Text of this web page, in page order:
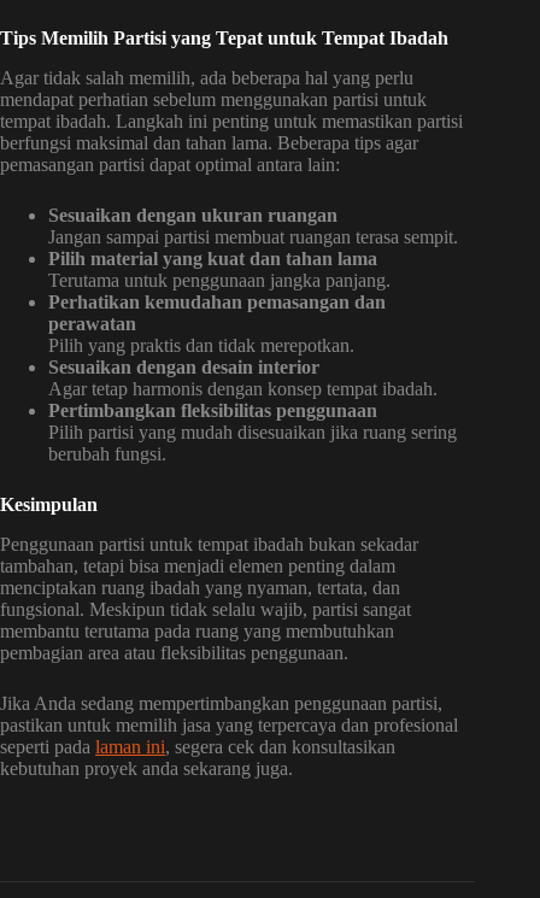
Tips Memilih Partisi yang Tepat untuk Tempat Ibadah
Agar tidak salah memilih, ada beberapa hal yang perlu
mendapat perhatian sebelum menggunakan partisi untuk
tempat ibadah. Langkah ini penting untuk memastikan partisi
berfungsi maksimal dan tahan lama. Beberapa tips agar
pemasangan partisi dapat optimal antara lain:
Sesuaikan dengan ukuran ruangan
Jangan sampai partisi membuat ruangan terasa sempit.
Pilih material yang kuat dan tahan lama
Terutama untuk penggunaan jangka panjang.
Perhatikan kemudahan pemasangan dan
perawatan
Pilih yang praktis dan tidak merepotkan.
Sesuaikan dengan desain interior
Agar tetap harmonis dengan konsep tempat ibadah.
Pertimbangkan fleksibilitas penggunaan
Pilih partisi yang mudah disesuaikan jika ruang sering
berubah fungsi.
Kesimpulan
Penggunaan partisi untuk tempat ibadah bukan sekadar
tambahan, tetapi bisa menjadi elemen penting dalam
menciptakan ruang ibadah yang nyaman, tertata, dan
fungsional. Meskipun tidak selalu wajib, partisi sangat
membantu terutama pada ruang yang membutuhkan
pembagian area atau fleksibilitas penggunaan.
Jika Anda sedang mempertimbangkan penggunaan partisi,
pastikan untuk memilih jasa yang terpercaya dan profesional
seperti pada laman ini, segera cek dan konsultasikan
kebutuhan proyek anda sekarang juga.